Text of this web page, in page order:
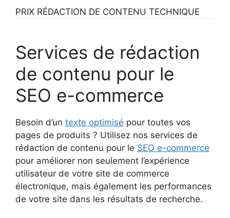
PRIX RÉDACTION DE CONTENU TECHNIQUE
Services de rédaction
de contenu pour le
SEO e-commerce
Besoin d’un texte optimisé pour toutes vos
pages de produits ? Utilisez nos services de
rédaction de contenu pour le SEO e-commerce
pour améliorer non seulement l’expérience
utilisateur de votre site de commerce
électronique, mais également les performances
de votre site dans les résultats de recherche.